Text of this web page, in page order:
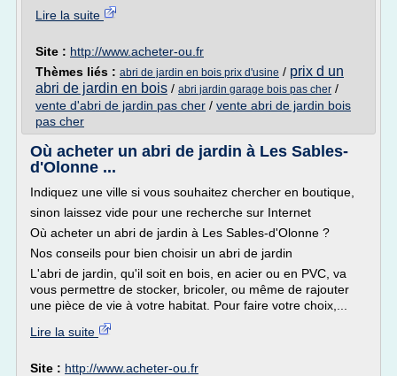
Lire la suite
Site : http://www.acheter-ou.fr
Thèmes liés : abri de jardin en bois prix d'usine / prix d un
abri de jardin en bois / abri jardin garage bois pas cher /
vente d'abri de jardin pas cher / vente abri de jardin bois
pas cher
Où acheter un abri de jardin à Les Sables-
d'Olonne ...
Indiquez une ville si vous souhaitez chercher en boutique,
sinon laissez vide pour une recherche sur Internet
Où acheter un abri de jardin à Les Sables-d'Olonne ?
Nos conseils pour bien choisir un abri de jardin
L'abri de jardin, qu'il soit en bois, en acier ou en PVC, va
vous permettre de stocker, bricoler, ou même de rajouter
une pièce de vie à votre habitat. Pour faire votre choix,...
Lire la suite
Site : http://www.acheter-ou.fr